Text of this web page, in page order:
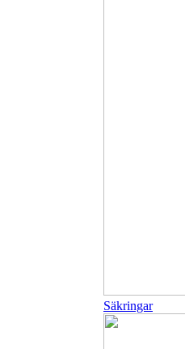
Säkringar